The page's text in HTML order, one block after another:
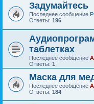
Задумайтесь
Последнее сообщение
Ответы: 196
таблетках
Последнее сообщение
Ответы: 1
Маска для
Последнее сообщение
Ответы: 184